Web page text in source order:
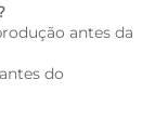
antes da
do